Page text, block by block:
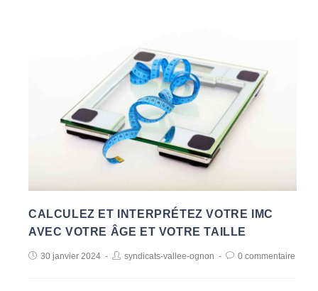
CALCULEZ ET INTERPRÉTEZ VOTRE IMC
AVEC VOTRE ÂGE ET VOTRE TAILLE
30 janvier 2024 syndicats-vallee-ognon 0 commentaire